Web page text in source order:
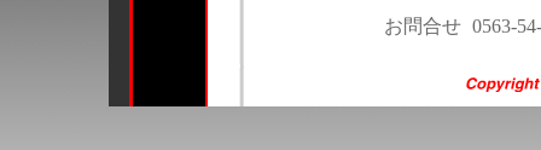
お問合せ 0563-